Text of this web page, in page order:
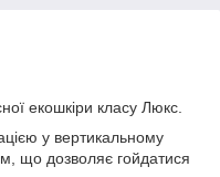
екошкіри класу Люкс.
у вертикальному
що дозволяє гойдатися